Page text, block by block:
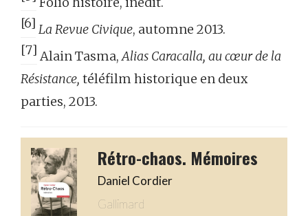
[6] La Revue Civique, automne 2013.
[7] Alain Tasma,Alias Caracalla, au cœur de la
Résistance, téléfilm historique en deux
parties, 2013.
Rétro-chaos. Mémoires
Daniel Cordier
Gallimard